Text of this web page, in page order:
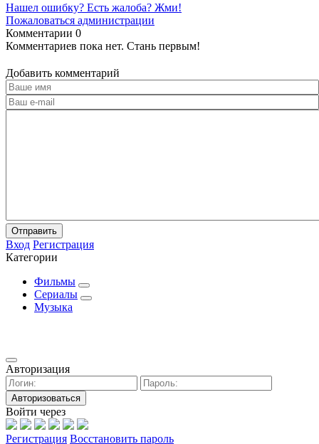
Нашел ошибку? Есть жалоба? Жми!
Пожаловаться администрации
Комментарии 0
Комментариев пока нет. Стань первым!
Добавить комментарий
Отправить
Вход Регистрация
Категории
Фильмы
Сериалы
Музыка
Авторизация
Авторизоваться
Войти через
Регистрация Восстановить пароль